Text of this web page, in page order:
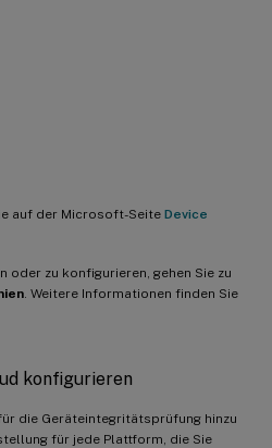
auf der Microsoft-Seite Device
oder zu konfigurieren, gehen Sie zu
. Weitere Informationen finden Sie
konfigurieren
die Geräteintegritätsprüfung hinzu
für jede Plattform, die Sie